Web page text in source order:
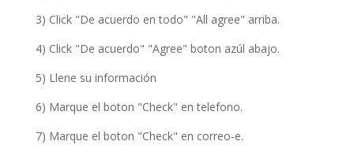
3) Click "De acuerdo en todo" "All agree" arriba.
4) Click "De acuerdo" "Agree" boton azúl abajo.
5) Llene su información
6) Marque el boton "Check" en telefono.
7) Marque el boton "Check" en correo-e.